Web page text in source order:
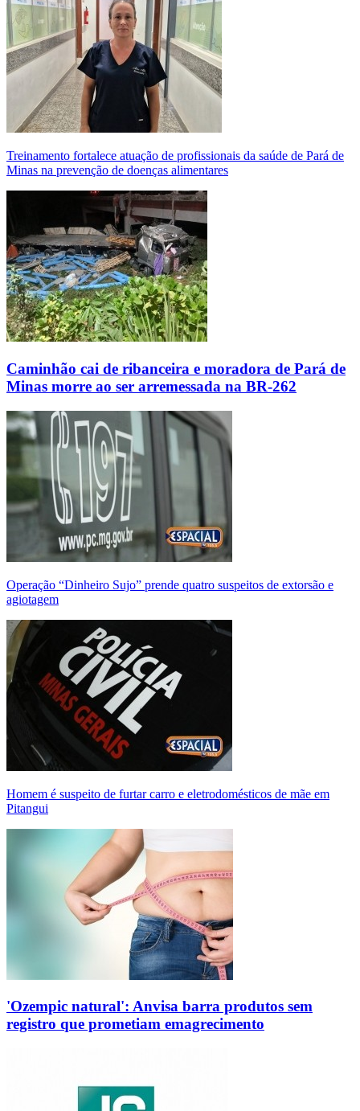
Treinamento fortalece atuação de profissionais da saúde de Pará de
Minas na prevenção de doenças alimentares
Caminhão cai de ribanceira e moradora de Pará de
Minas morre ao ser arremessada na BR-262
Operação “Dinheiro Sujo” prende quatro suspeitos de extorsão e
agiotagem
Homem é suspeito de furtar carro e eletrodomésticos de mãe em
Pitangui
'Ozempic natural': Anvisa barra produtos sem
registro que prometiam emagrecimento